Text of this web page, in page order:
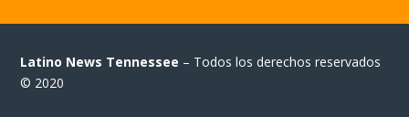
Latino News Tennessee – Todos los derechos reservados
© 2020